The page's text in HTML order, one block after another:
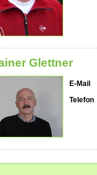
Glettner
E-Mail
Telefon